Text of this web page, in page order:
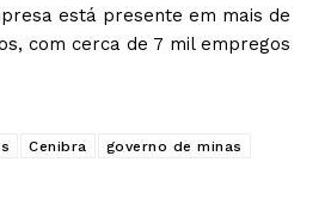
está presente em mais de
com cerca de 7 mil empregos
Cenibra
governo de minas